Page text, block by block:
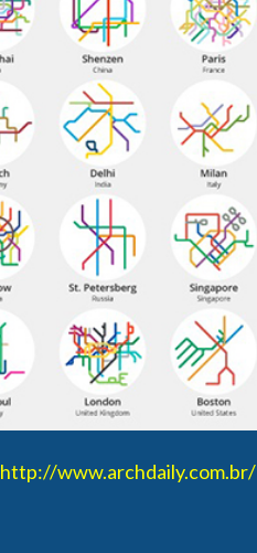
http://www.archdaily.com.br/